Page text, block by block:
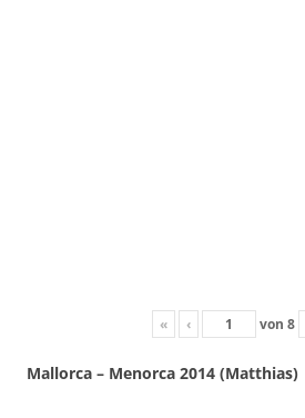
« ‹ von 8
Mallorca – Menorca 2014 (Matthias)